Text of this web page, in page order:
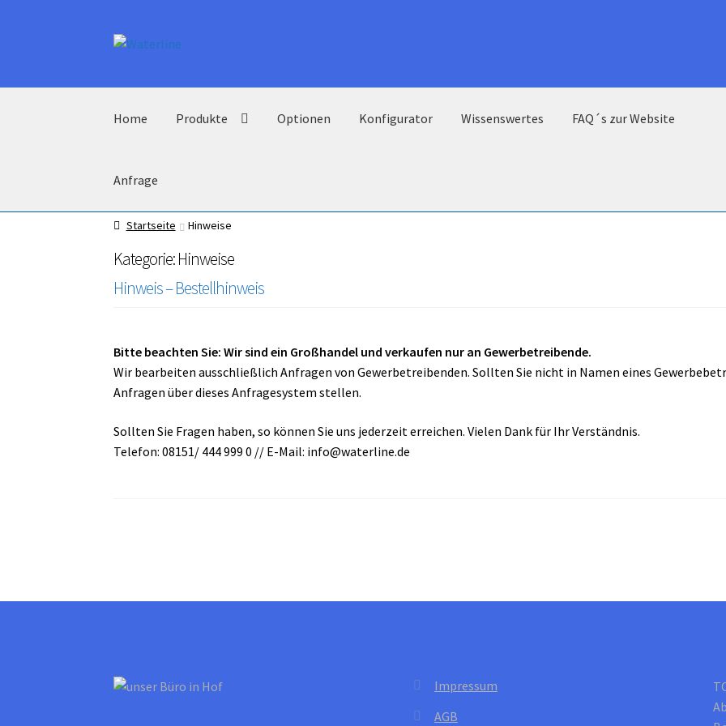
Zur
Zum
Home Produkte Optionen Konfigurator Wissenswertes FAQ´s zur Website
Anfrage
Startseite Hinweise
Kategorie:Hinweise
Hinweis – Bestellhinweis
Bitte beachten Sie: Wir sind ein Großhandel und verkaufen nur an Gewerbetreibende.
Wir bearbeiten ausschließlich Anfragen von Gewerbetreibenden. Sollten Sie nicht in Namen eines
Anfragen über dieses Anfragesystem stellen.
Sollten Sie Fragen haben, so können Sie uns jederzeit erreichen. Vielen Dank für Ihr Verständnis.
Telefon: 08151/ 444 999 0 // E-Mail: info@waterline.de
Impressum
AGB